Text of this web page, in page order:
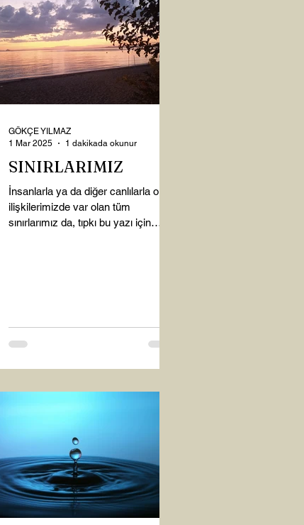
SINIRLARIMIZ
İnsanlarla ya da diğer canlılarla olan
ilişkilerimizde var olan tüm
sınırlarımız da, tıpkı bu yazı için
GÖKÇE YILMAZ
1 Mar 2025
1 dakikada okunur